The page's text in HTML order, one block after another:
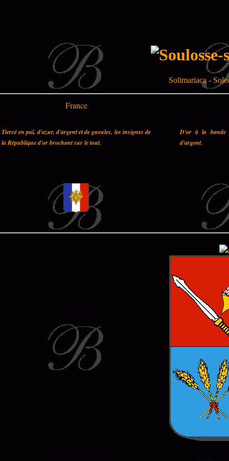
Solimariaca -
France
Tiercé en pal, d'azur, d'argent et de gueules, les insignes de
la République d'or brochant sur le tout.
D'or à la bande
d'argent.